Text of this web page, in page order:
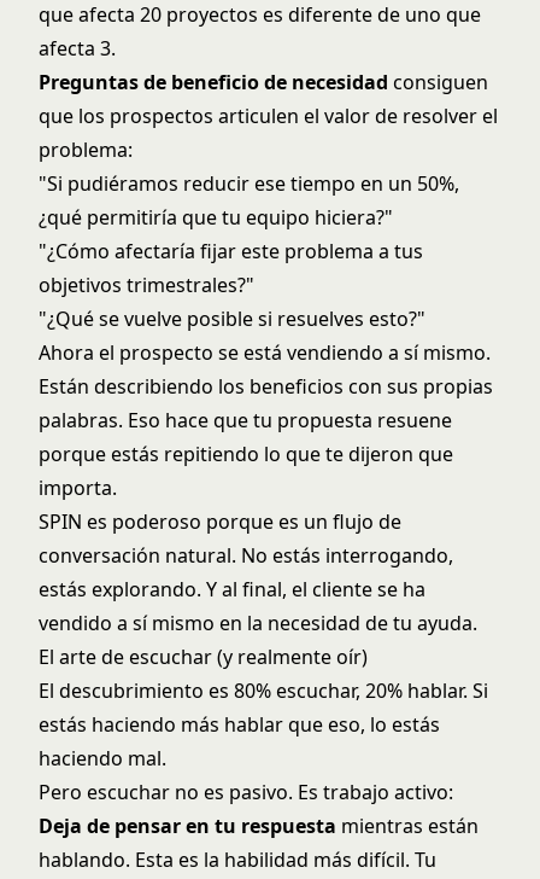
que afecta 20 proyectos es diferente de uno que
afecta 3.
Preguntas de beneficio de necesidad consiguen
que los prospectos articulen el valor de resolver el
problema:
"Si pudiéramos reducir ese tiempo en un 50%,
¿qué permitiría que tu equipo hiciera?"
"¿Cómo afectaría fijar este problema a tus
objetivos trimestrales?"
"¿Qué se vuelve posible si resuelves esto?"
Ahora el prospecto se está vendiendo a sí mismo.
Están describiendo los beneficios con sus propias
palabras. Eso hace que tu propuesta resuene
porque estás repitiendo lo que te dijeron que
importa.
SPIN es poderoso porque es un flujo de
conversación natural. No estás interrogando,
estás explorando. Y al final, el cliente se ha
vendido a sí mismo en la necesidad de tu ayuda.
El arte de escuchar (y realmente oír)
El descubrimiento es 80% escuchar, 20% hablar. Si
estás haciendo más hablar que eso, lo estás
haciendo mal.
Pero escuchar no es pasivo. Es trabajo activo:
Deja de pensar en tu respuesta mientras están
hablando. Esta es la habilidad más difícil. Tu